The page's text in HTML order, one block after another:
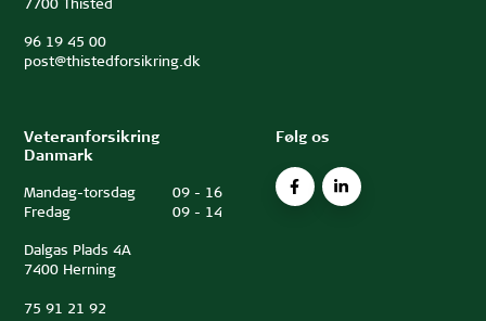
7700 Thisted
96 19 45 00
post@thistedforsikring.dk
Veteranforsikring
Danmark
Mandag-torsdag 09- 16
Fredag
09- 14
Dalgas Plads 4A
7400 Herning
75 91 21 92
Følg os